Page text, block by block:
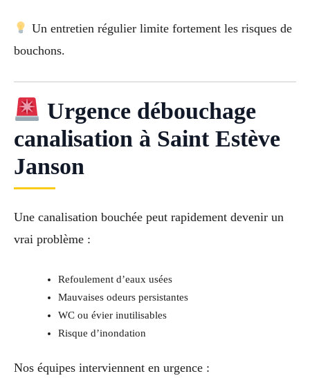
Un entretien régulier limite fortement les risques de
bouchons.
Urgence débouchage
canalisation à Saint Estève
Janson
Une canalisation bouchée peut rapidement devenir un
vrai problème :
Refoulement d’eaux usées
Mauvaises odeurs persistantes
WC ou évier inutilisables
Risque d’inondation
Nos équipes interviennent en urgence :